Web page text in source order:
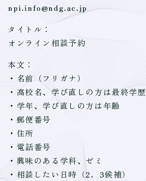
npi.info@ndg.ac.jp
タイトル：
オンライン相談予約
本文：
・名前（フリガナ）
・高校名、学び直しの方は最終学歴
・学年、学び直しの方は年齢
・郵便番号
・住所
・電話番号
・興味のある学科、ゼミ
・相談したい日時（2，3候補）